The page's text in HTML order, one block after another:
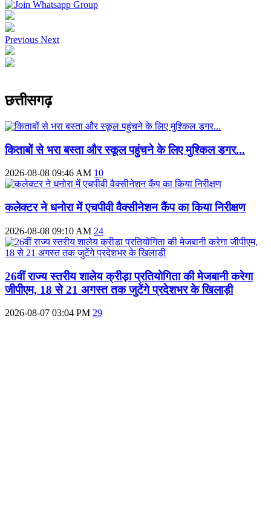
Previous Next
छत्तीसगढ़
किताबों से भरा बस्ता और स्कूल पहुंचने के लिए मुश्किल डगर...
2026-08-08 09:46 AM 10
कलेक्टर ने धनोरा में एचपीवी वैक्सीनेशन कैंप का किया निरीक्षण
2026-08-08 09:10 AM 24
26वीं राज्य स्तरीय शालेय क्रीड़ा प्रतियोगिता की मेजबानी करेगा
जीपीएम, 18 से 21 अगस्त तक जुटेंगे प्रदेशभर के खिलाड़ी
2026-08-07 03:04 PM 29